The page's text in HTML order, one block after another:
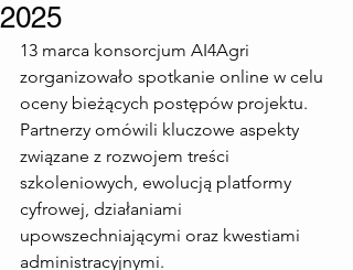
2025
13 marca konsorcjum AI4Agri
zorganizowało spotkanie online w celu
oceny bieżących postępów projektu.
Partnerzy omówili kluczowe aspekty
związane z rozwojem treści
szkoleniowych, ewolucją platformy
cyfrowej, działaniami
upowszechniającymi oraz kwestiami
administracyjnymi.